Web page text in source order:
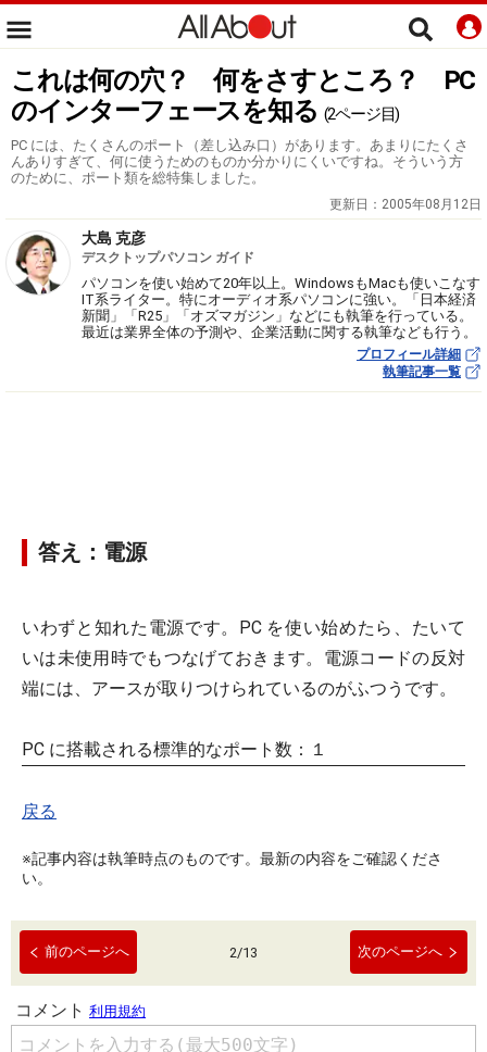
これは何の穴？ 何をさすところ？ PC
のインターフェースを知る (2ページ目)
PC には、たくさんのポート（差し込み口）があります。あまりにたくさ
んありすぎて、何に使うためのものか分かりにくいですね。そういう方
のために、ポート類を総特集しました。
更新日： 2005年08月12日
大島 克彦
デスクトップパソコン ガイド
パソコンを使い始めて20年以上。WindowsもMacも使いこなす
IT系ライター。特にオーディオ系パソコンに強い。「日本経済
新聞」「R25」「オズマガジン」などにも執筆を行っている。
最近は業界全体の予測や、企業活動に関する執筆なども行う。
プロフィール詳細
執筆記事一覧
答え：電源
いわずと知れた電源です。PC を使い始めたら、たいて
いは未使用時でもつなげておきます。電源コードの反対
端には、アースが取りつけられているのがふつうです。
PC に搭載される標準的なポート数：１
戻る
※記事内容は執筆時点のものです。最新の内容をご確認くださ
い。
前のページへ 2/13 次のページへ